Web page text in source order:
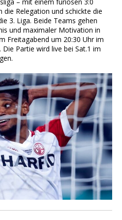
Relegation und schickte die
3. Liga. Beide Teams gehen
und maximaler Motivation in
Freitagabend um 20:30 Uhr im
Partie wird live bei Sat.1 im